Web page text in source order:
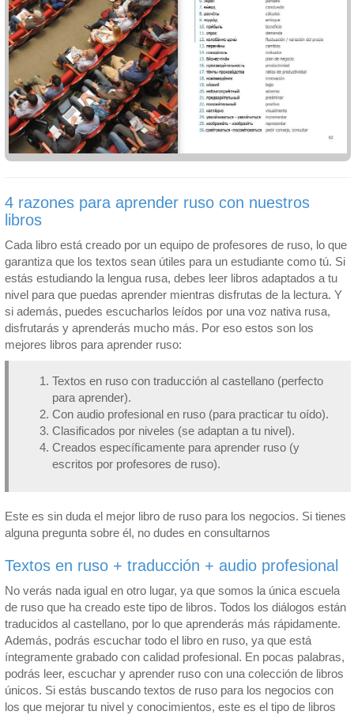
4 razones para aprender ruso con nuestros
libros
Cada libro está creado por un equipo de profesores de ruso, lo que
garantiza que los textos sean útiles para un estudiante como tú. Si
estás estudiando la lengua rusa, debes leer libros adaptados a tu
nivel para que puedas aprender mientras disfrutas de la lectura. Y
si además, puedes escucharlos leídos por una voz nativa rusa,
disfrutarás y aprenderás mucho más. Por eso estos son los
mejores libros para aprender ruso:
Textos en ruso con traducción al castellano (perfecto
para aprender).
Con audio profesional en ruso (para practicar tu oído).
Clasificados por niveles (se adaptan a tu nivel).
Creados específicamente para aprender ruso (y
escritos por profesores de ruso).
Este es sin duda el mejor libro de ruso para los negocios. Si tienes
alguna pregunta sobre él, no dudes en consultarnos
Textos en ruso + traducción + audio profesional
No verás nada igual en otro lugar, ya que somos la única escuela
de ruso que ha creado este tipo de libros. Todos los diálogos están
traducidos al castellano, por lo que aprenderás más rápidamente.
Además, podrás escuchar todo el libro en ruso, ya que está
íntegramente grabado con calidad profesional. En pocas palabras,
podrás leer, escuchar y aprender ruso con una colección de libros
únicos. Si estás buscando textos de ruso para los negocios con
los que mejorar tu nivel y conocimientos, este es el tipo de libros